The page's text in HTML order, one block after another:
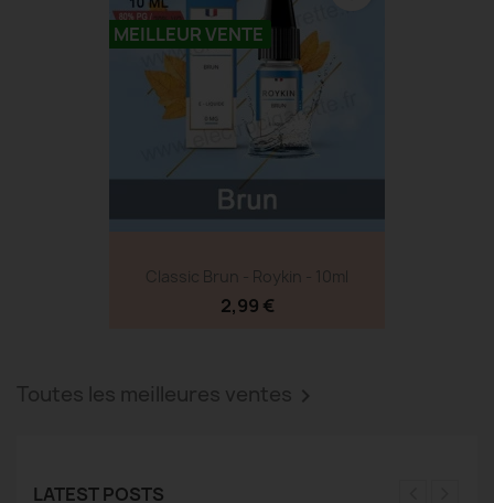
Classic Brun - Roykin - 10ml
MEILLEUR VENTE
2,99 €
Toutes les meilleures ventes 
LATEST POSTS